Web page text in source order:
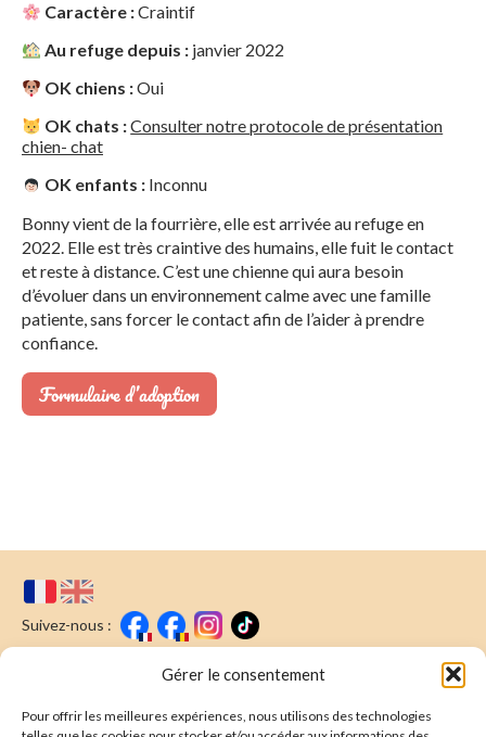
Gérer le consentement
Pour offrir les meilleures expériences, nous utilisons des technologies
Caractère :Craintif
Au refuge depuis : janvier 2022
OK chiens :Oui
OK chats :Consulter notre protocole de présentation
chien- chat
OK enfants : Inconnu
Bonny vient de la fourrière, elle est arrivée au refuge en
2022. Elle est très craintive des humains, elle fuit le contact
et reste à distance. C’est une chienne qui aura besoin
d’évoluer dans un environnement calme avec une famille
patiente, sans forcer le contact afin de l’aider à prendre
confiance.
Formulaire d’adoption
Suivez-nous :
Nous écrire
Newsletter